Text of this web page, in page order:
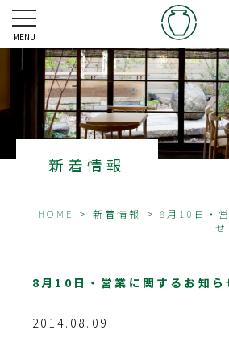
MENU
新着情報
HOME > 新着情報 > 8月10日・
8月10日・営業に関するお知ら
2014.08.09